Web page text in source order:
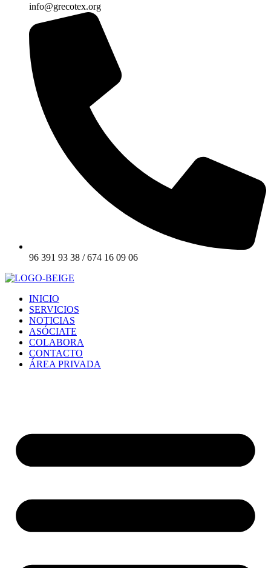
info@grecotex.org
96 391 93 38 / 674 16 09 06
INICIO
SERVICIOS
NOTICIAS
ASÓCIATE
COLABORA
CONTACTO
ÁREA PRIVADA